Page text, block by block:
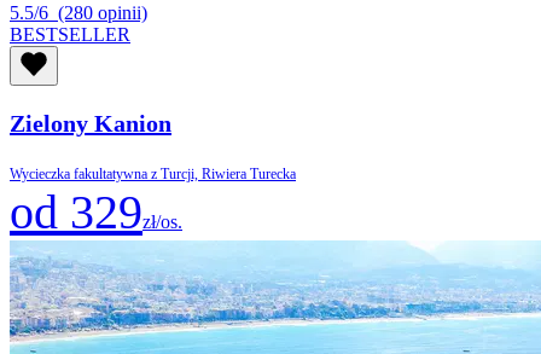
5.5/6 (280 opinii)
BESTSELLER
Zielony Kanion
Wycieczka fakultatywna z Turcji, Riwiera Turecka
od 329zł/os.